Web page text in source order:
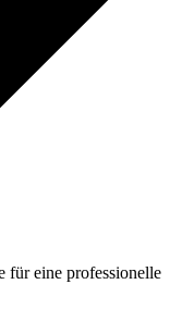
für eine professionelle